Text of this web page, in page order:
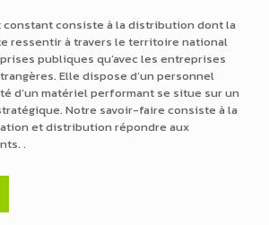
constant consiste à la distribution dont la
ressentir à travers le territoire national
publiques qu’avec les entreprises
Elle dispose d’un personnel
d’un matériel performant se situe sur un
Notre savoir-faire consiste à la
et distribution répondre aux
.